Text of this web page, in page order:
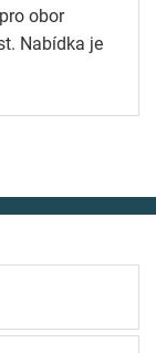
obor
Nabídka je